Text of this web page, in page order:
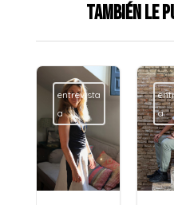
También le
entrevista
a
a